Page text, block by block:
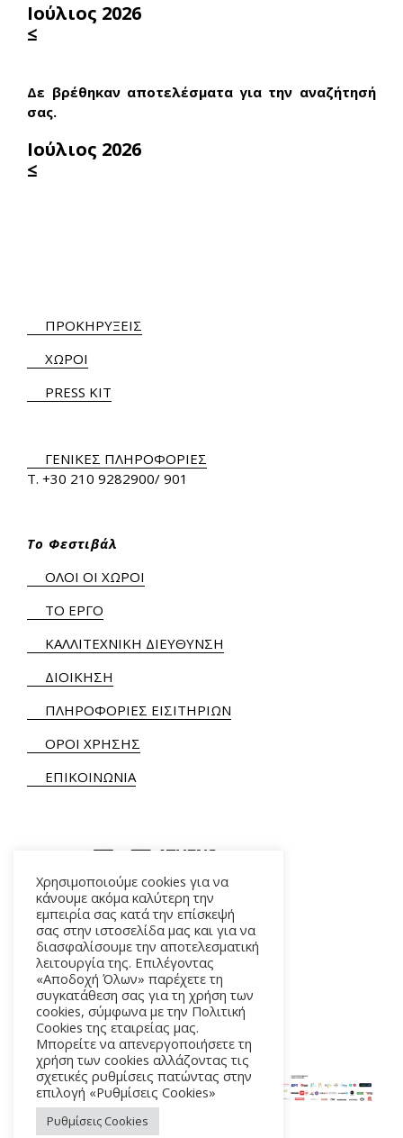
Ιούλιος 2026
≤
Δε βρέθηκαν αποτελέσματα για την αναζήτησή
σας.
Ιούλιος 2026
≤
ΠΡΟΚΗΡΥΞΕΙΣ
ΧΩΡΟΙ
PRESS KIT
ΓΕΝΙΚΕΣ ΠΛΗΡΟΦΟΡΙΕΣ
Τ. +30 210 9282900/ 901
Το Φεστιβάλ
ΟΛΟΙ ΟΙ ΧΩΡΟΙ
ΤΟ ΕΡΓΟ
ΚΑΛΛΙΤΕΧΝΙΚΗ ΔΙΕΥΘΥΝΣΗ
ΔΙΟΙΚΗΣΗ
ΠΛΗΡΟΦΟΡΙΕΣ ΕΙΣΙΤΗΡΙΩΝ
ΟΡΟΙ ΧΡΗΣΗΣ
ΕΠΙΚΟΙΝΩΝΙΑ
ΑΛΚΜΗΝΗΣ 5 – 118 54 ΑΘΗΝΑ
Χρησιμοποιούμε cookies για να
κάνουμε ακόμα καλύτερη την
εμπειρία σας κατά την επίσκεψή
σας στην ιστοσελίδα μας και για να
διασφαλίσουμε την αποτελεσματική
λειτουργία της. Επιλέγοντας
«Αποδοχή Όλων» παρέχετε τη
συγκατάθεση σας για τη χρήση των
cookies, σύμφωνα με την Πολιτική
Cookies της εταιρείας μας.
Μπορείτε να απενεργοποιήσετε τη
χρήση των cookies αλλάζοντας τις
σχετικές ρυθμίσεις πατώντας στην
επιλογή «Ρυθμίσεις Cookies»
Ρυθμίσεις Cookies